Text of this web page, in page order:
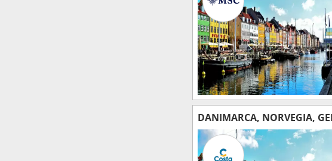
DANIMARCA, NORVEGIA,